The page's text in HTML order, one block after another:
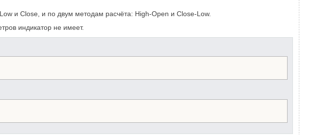
и Close, и по двум методам расчёта: High-Open и Close-Low.
индикатор не имеет.